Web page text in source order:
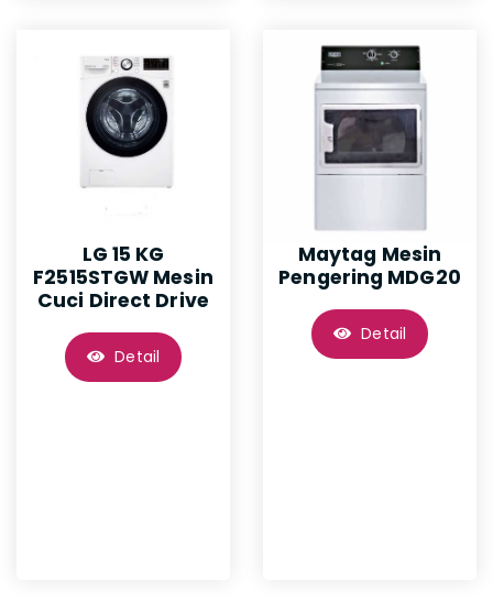
LG 15 KG
F2515STGW Mesin
Cuci Direct Drive
Detail
Maytag Mesin
Pengering MDG20
Detail